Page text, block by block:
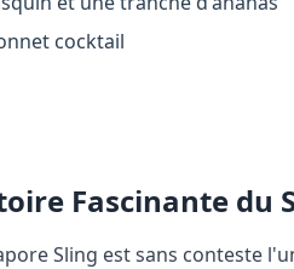
cocktail
Fascinante du
Sling est sans conteste